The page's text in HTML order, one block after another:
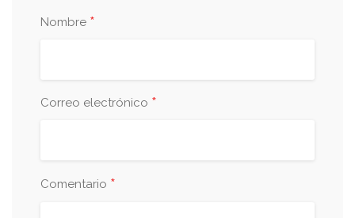
Nombre *
Correo electrónico *
Comentario *